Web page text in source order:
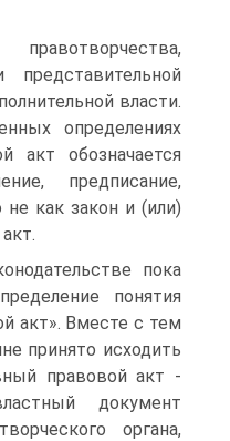
представительной
власти.
определениях
акт обозначается
предписание,
как закон и (или)
пока
понятия
акт». Вместе с тем
принято исходить
правовой акт -
документ
органа,